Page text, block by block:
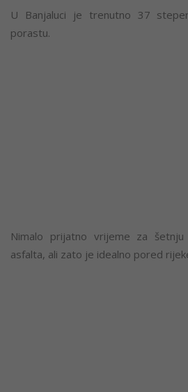
U Banjaluci je trenutno 37
porastu.
Nimalo prijatno vrijeme za
asfalta, ali zato je idealno pored